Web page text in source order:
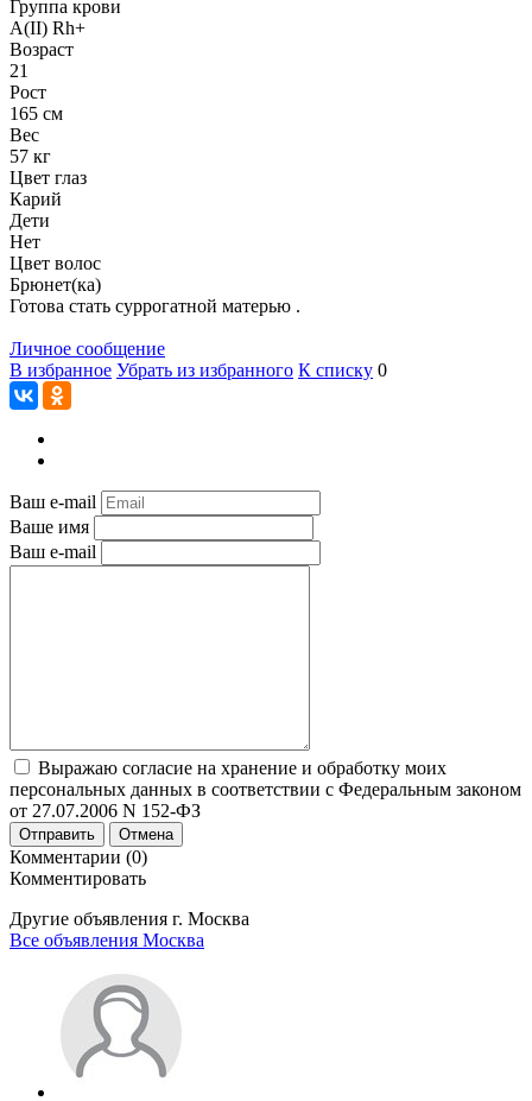
Группа крови
A(II) Rh+
Возраст
21
Рост
165 см
Вес
57 кг
Цвет глаз
Карий
Дети
Нет
Цвет волос
Брюнет(ка)
Готова стать суррогатной матерью .
Личное сообщение
В избранное Убрать из избранного К списку 0
Ваш e-mail
Ваше имя
Ваш e-mail
Выражаю согласие на хранение и обработку моих
персональных данных в соответствии с Федеральным законом
от 27.07.2006 N 152-ФЗ
Отправить Отмена
Комментарии (0)
Комментировать
Другие объявления г. Москва
Все объявления Москва